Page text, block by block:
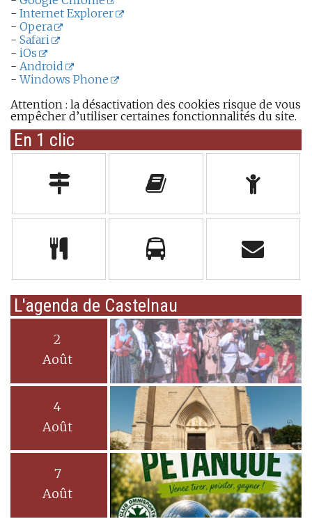
- Internet Explorer
- Opera
- Safari
- iOs
- Android
-Windows Phone
Attention : la désactivation des cookies risque de vous
empêcher d’utiliser certaines fonctionnalités du site.
En 1 clic
L'agenda de Castelnau
2
Août
4
Août
7
Août